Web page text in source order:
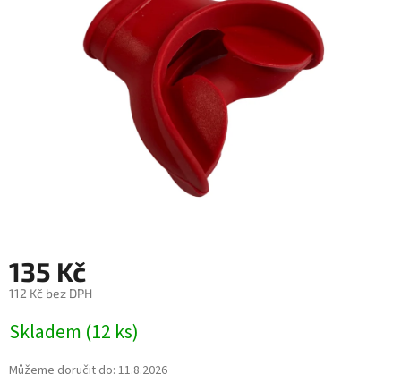
135 Kč
112 Kč bez DPH
Skladem (12 ks)
Můžeme doručit do: 11.8.2026